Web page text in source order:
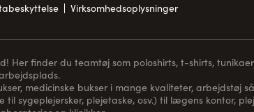
Virksomhedsoplysninger
finder du teamtøj som poloshirts, t-shirts,
medicinske bukser i mange kvaliteter, arbejdstøj
til sygeplejersker, plejetaske, osv.) til lægens kontor,